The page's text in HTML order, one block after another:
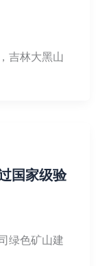
吉林大黑山
国家级验
绿色矿山建